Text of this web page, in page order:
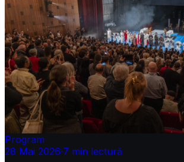
Program
28 Mai 2026·7 min lectură